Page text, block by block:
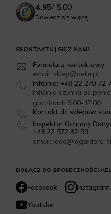
DOŁĄCZ DO SPOŁECZNOŚCI
Facebook
Instagram
Youtube
SKONTAKTUJ SIĘ Z NAMI
Formularz kontaktowy
email: sklep@aelia.pl
Infolinia: +48 22 270 72
Infolinia czynna od
godzinach 9:00-17:00
Kontakt do sklepów
Inspektor Ochrony
+48 22 572 32 99
email: iodo@lagardere-
4.95/ 5.00
Dowiedz się więcej